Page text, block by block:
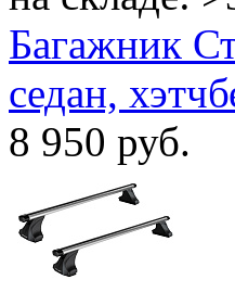
Багажник
седан,
8 950 руб.